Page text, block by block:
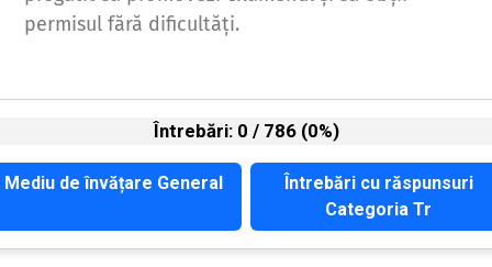
permisul fără dificultăți.